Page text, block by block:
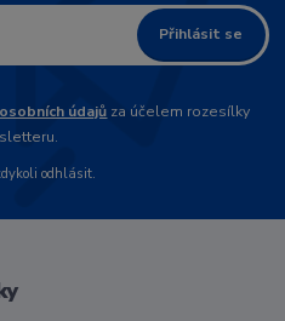
Přihlásit se
údajů za účelem rozesílky
odhlásit.